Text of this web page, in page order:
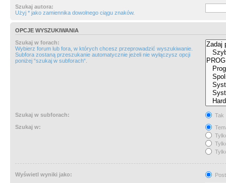
Szukaj autora:
Użyj * jako zamiennika dowolnego ciągu znaków.
OPCJE WYSZUKIWANIA
Szukaj w forach:
Wybierz forum lub fora, w których chcesz przeprowadzić wyszukiwanie.
Subfora zostaną przeszukanie automatycznie jeżeli nie wyłączysz opcji
poniżej “szukaj w subforach“.
Szukaj w subforach:
Tak
Szukaj w:
Wyświetl wyniki jako: